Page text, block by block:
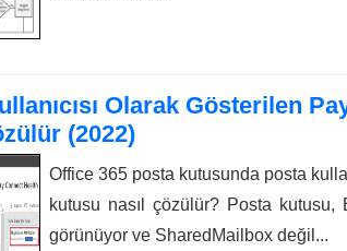
Olarak Gösterilen
(2022)
Office 365 posta kutusunda posta
kutusu nasıl çözülür? Posta
görünüyor ve SharedMailbox değil...